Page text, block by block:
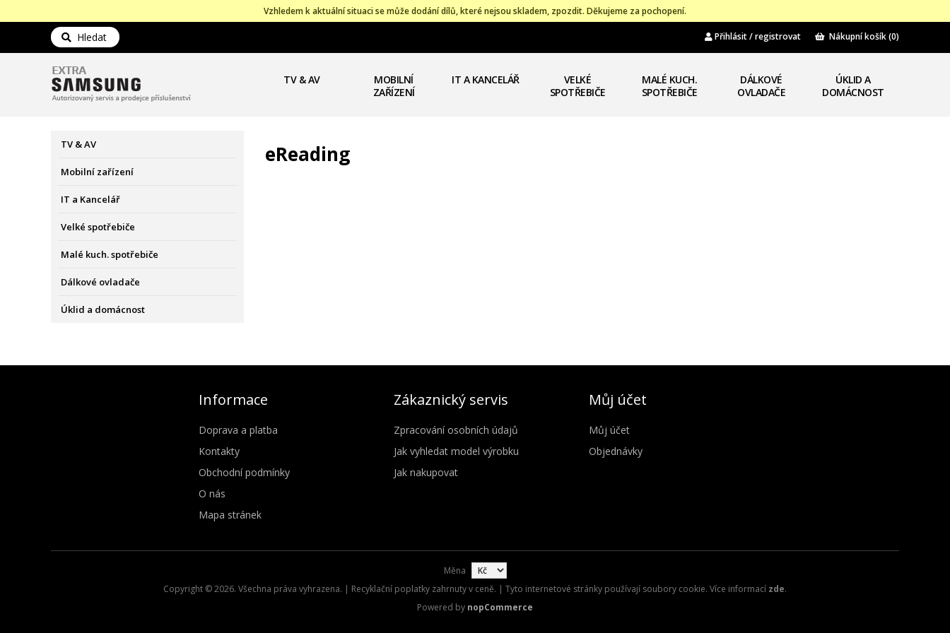
Vzhledem k aktuální situaci se může dodání dílů, které nejsou skladem, zpozdit. Děkujeme za pochopení.
Hledat Přihlásit / registrovat Nákupní košík(0)
TV & AV
MOBILNÍ
ZAŘÍZENÍ
IT A KANCELÁŘ
VELKÉ
SPOTŘEBIČE
MALÉ KUCH.
SPOTŘEBIČE
DÁLKOVÉ
OVLADAČE
ÚKLID A
DOMÁCNOST
TV & AV
Mobilní zařízení
IT a Kancelář
Velké spotřebiče
Malé kuch. spotřebiče
Dálkové ovladače
Úklid a domácnost
eReading
Informace
Doprava a platba
Kontakty
Obchodní podmínky
O nás
Mapa stránek
Zákaznický servis
Zpracování osobních údajů
Jak vyhledat model výrobku
Jak nakupovat
Můj účet
Můj účet
Objednávky
Měna
Copyright © 2026. Všechna práva vyhrazena. | Recyklační poplatky zahrnuty v ceně. | Tyto internetové stránky používají soubory cookie. Více informací zde.
Powered by nopCommerce